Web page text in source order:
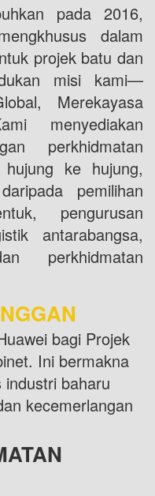
pada 2016,
dalam
projek batu dan
misi kami—
Merekayasa
menyediakan
perkhidmatan
ke hujung,
pemilihan
pengurusan
antarabangsa,
perkhidmatan
bagi Projek
Ini bermakna
baharu
kecemerlangan